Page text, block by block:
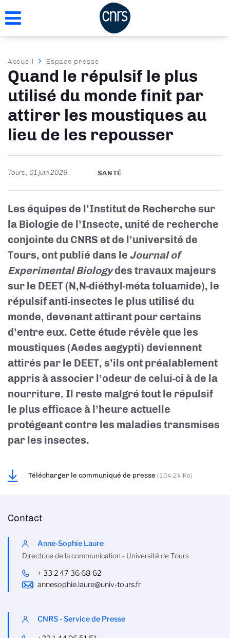
au
Fil
d'Ariane
Accueil Espace presse
Quand le répulsif le plus
utilisé du monde finit par
attirer les moustiques au
lieu de les repousser
Tours , 01 juin 2026 SANTÉ
Les équipes de l’Institut de Recherche sur
la Biologie de l’Insecte, unité de recherche
conjointe du CNRS et de l’université de
Tours, ont publié dans le Journal of
Experimental Biologydes travaux majeurs
sur le DEET (N,N-diéthyl-méta toluamide), le
répulsif anti-insectes le plus utilisé du
monde, devenant attirant pour certains
d’entre eux. Cette étude révèle que les
moustiques (Aedes aegypti) deviennent
attirés par le DEET, s’ils ont préalablement
appris à associer l’odeur de celui-ci à de la
nourriture. Il reste malgré tout le répulsif
le plus efficace à l’heure actuelle
protégeant contre les maladies transmises
par les insectes.
Télécharger le communiqué de presse (104.24 Ko)
Contact
Anne-Sophie Laure
Directrice de la communication - Université de Tours
+ 33 2 47 36 68 62
annesophie.laure@univ-tours.fr
CNRS - Service de Presse